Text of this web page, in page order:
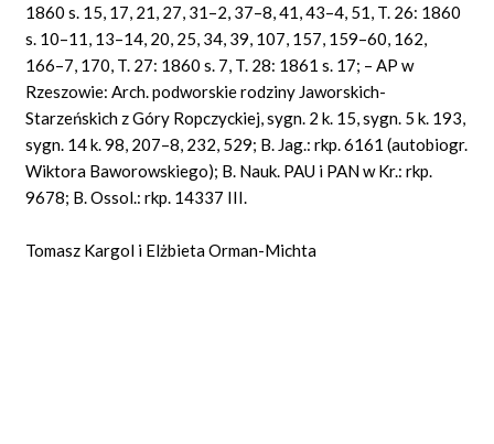
1860 s. 15, 17, 21, 27, 31–2, 37–8, 41, 43–4, 51, T. 26: 1860
s. 10–11, 13–14, 20, 25, 34, 39, 107, 157, 159–60, 162,
166–7, 170, T. 27: 1860 s. 7, T. 28: 1861 s. 17; – AP w
Rzeszowie: Arch. podworskie rodziny Jaworskich-
Starzeńskich z Góry Ropczyckiej, sygn. 2 k. 15, sygn. 5 k. 193,
sygn. 14 k. 98, 207–8, 232, 529; B. Jag.: rkp. 6161 (autobiogr.
Wiktora Baworowskiego); B. Nauk. PAU i PAN w Kr.: rkp.
9678; B. Ossol.: rkp. 14337 III.
Tomasz Kargol i Elżbieta Orman-Michta